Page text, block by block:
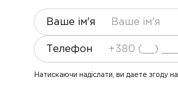
Ваше ім'я
Телефон
Натискаючи надіслати, ви даете згоду на